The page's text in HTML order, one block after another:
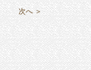
次へ ＞